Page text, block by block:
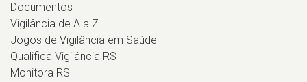
Documentos
Vigilância de A a Z
Jogos de Vigilância em Saúde
Qualifica Vigilância RS
Monitora RS